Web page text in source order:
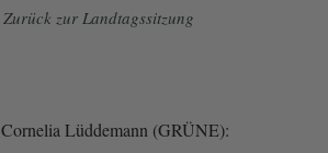
Zurück zur Landtagssitzung
Cornelia Lüddemann (GRÜNE):